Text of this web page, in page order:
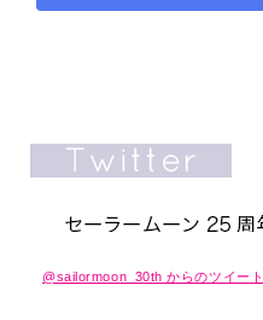
@sailormoon_30th からのツイート